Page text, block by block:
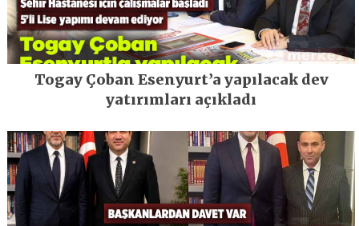
Togay Çoban Esenyurt’a yapılacak dev
yatırımları açıkladı